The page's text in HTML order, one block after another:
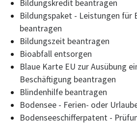
Bildungskredit beantragen
Bildungspaket - Leistungen für
beantragen
Bildungszeit beantragen
Bioabfall entsorgen
Blaue Karte EU zur Ausübung
Beschäftigung beantragen
Blindenhilfe beantragen
Bodensee - Ferien- oder
Bodenseeschifferpatent -